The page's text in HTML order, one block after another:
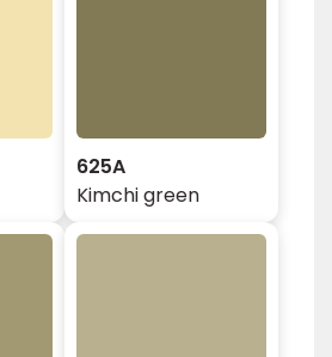
625A
Kimchi green